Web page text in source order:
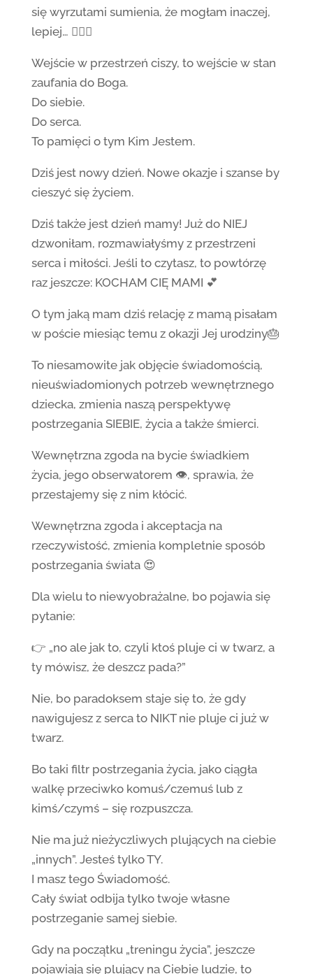
się wyrzutami sumienia, że mogłam inaczej,
lepiej… 🙅🏻‍♀️
Wejście w przestrzeń ciszy, to wejście w stan
zaufania do Boga.
Do siebie.
Do serca.
To pamięci o tym Kim Jestem.
Dziś jest nowy dzień. Nowe okazje i szanse by
cieszyć się życiem.
Dziś także jest dzień mamy! Już do NIEJ
dzwoniłam, rozmawiałyśmy z przestrzeni
serca i miłości. Jeśli to czytasz, to powtórzę
raz jeszcze: KOCHAM CIĘ MAMI 💕
O tym jaką mam dziś relację z mamą pisałam
w poście miesiąc temu z okazji Jej urodziny🎂
To niesamowite jak objęcie świadomością,
nieuświadomionych potrzeb wewnętrznego
dziecka, zmienia naszą perspektywę
postrzegania SIEBIE, życia a także śmierci.
Wewnętrzna zgoda na bycie świadkiem
życia, jego obserwatorem 👁, sprawia, że
przestajemy się z nim kłócić.
Wewnętrzna zgoda i akceptacja na
rzeczywistość, zmienia kompletnie sposób
postrzegania świata 😍
Dla wielu to niewyobrażalne, bo pojawia się
pytanie:
👉 „no ale jak to, czyli ktoś pluje ci w twarz, a
ty mówisz, że deszcz pada?”
Nie, bo paradoksem staje się to, że gdy
nawigujesz z serca to NIKT nie pluje ci już w
twarz.
Bo taki filtr postrzegania życia, jako ciągła
walkę przeciwko komuś/czemuś lub z
kimś/czymś – się rozpuszcza.
Nie ma już nieżyczliwych plujących na ciebie
„innych”. Jesteś tylko TY.
I masz tego Świadomość.
Cały świat odbija tylko twoje własne
postrzeganie samej siebie.
Gdy na początku „treningu życia”, jeszcze
pojawiają się plujący na Ciebie ludzie, to